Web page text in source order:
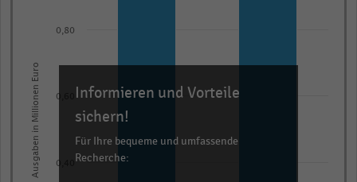
has
axis
displaying
categories.
Ausgaben in Millionen Euro 0,40
0,60
0,80
Informieren und Vorteile
sichern!
Für Ihre bequeme und umfassende
Recherche: